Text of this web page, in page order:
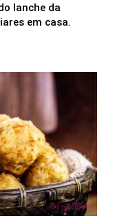
lanche da
em casa.